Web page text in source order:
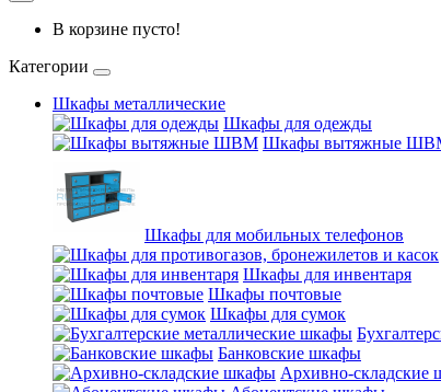
В корзине пусто!
Категории
Шкафы металлические
Шкафы для одежды
Шкафы вытяжные
Шкафы для мобильных телефонов
Шкафы для инвентаря
Шкафы почтовые
Шкафы для сумок
Банковские шкафы
Архивно-складские